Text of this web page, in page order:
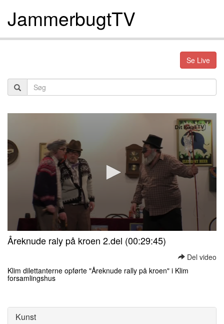
JammerbugtTV
Se Live
0
seconds
seconds
Åreknude raly på kroen 2.del (00:29:45)
Del video
Klim dilettanterne opførte "Åreknude rally på kroen" i Klim
forsamlingshus
of
Kunst